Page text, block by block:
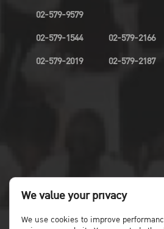
02-579-9579
02-579-1544
02-579-2019
02-579-2166
02-579-2187
We value your privacy
We use cookies to improve